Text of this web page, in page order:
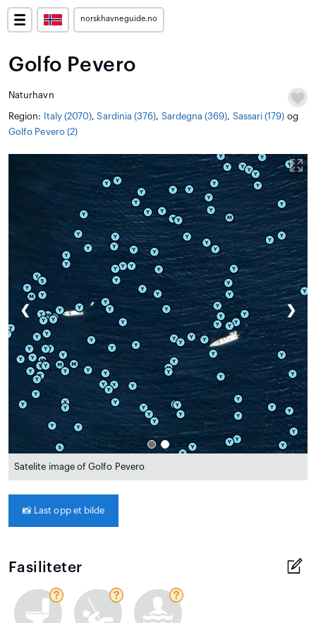
norskhavneguide.no
Golfo Pevero
Naturhavn
Region: Italy (2070),Sardinia (376), Sardegna (369), Sassari (179) og
Golfo Pevero (2)
❮ ❯
Satelite image of Golfo Pevero
📸 Last opp et bilde
Fasiliteter